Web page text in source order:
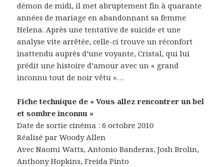
démon de midi, il met abruptement fin à quarante
années de mariage en abandonnant sa femme
Helena. Après une tentative de suicide et une
analyse vite arrêtée, celle-ci trouve un réconfort
inattendu auprès d’une voyante, Cristal, qui lui
prédit une histoire d’amour avec un « grand
inconnu tout de noir vêtu »…
Fiche technique de « Vous allez rencontrer un bel
et sombre inconnu »
Date de sortie cinéma : 6 octobre 2010
Réalisé par Woody Allen
Avec Naomi Watts, Antonio Banderas, Josh Brolin,
Anthony Hopkins, Freida Pinto